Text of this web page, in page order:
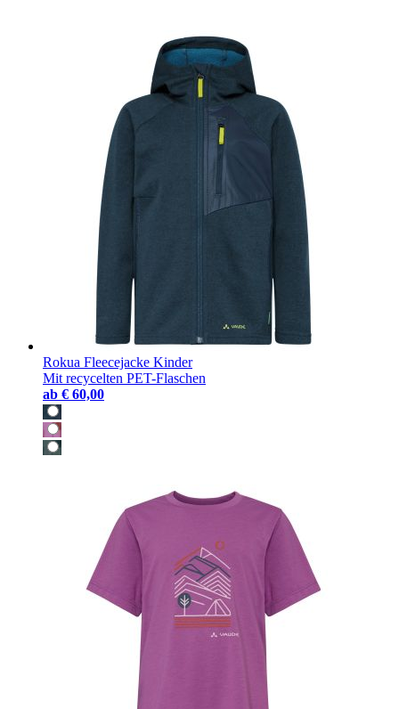
Rokua Fleecejacke Kinder
Mit recycelten PET-Flaschen
ab € 60,00